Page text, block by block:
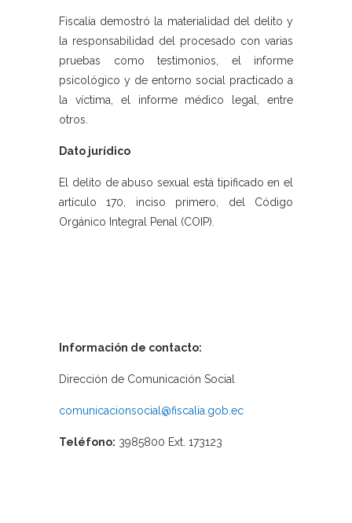
Fiscalía demostró la materialidad del delito y
la responsabilidad del procesado con varias
pruebas como testimonios, el informe
psicológico y de entorno social practicado a
la víctima, el informe médico legal, entre
otros.
Dato jurídico
El delito de abuso sexual está tipificado en el
artículo 170, inciso primero, del Código
Orgánico Integral Penal (COIP).
Información de contacto:
Dirección de Comunicación Social
comunicacionsocial@fiscalia.gob.ec
Teléfono: 3985800 Ext. 173123